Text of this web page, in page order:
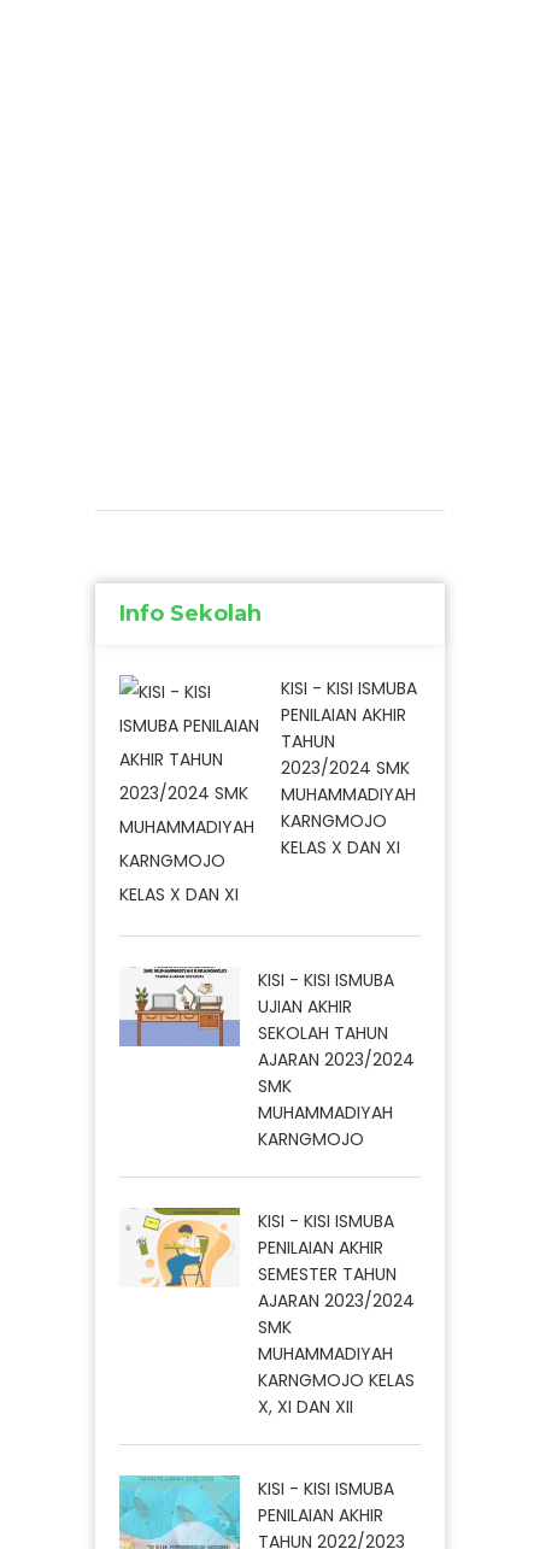
Info Sekolah
KISI - KISI ISMUBA
PENILAIAN AKHIR
TAHUN
2023/2024 SMK
MUHAMMADIYAH
KARNGMOJO
KELAS X DAN XI
KISI - KISI ISMUBA
UJIAN AKHIR
SEKOLAH TAHUN
AJARAN 2023/2024
SMK
MUHAMMADIYAH
KARNGMOJO
KISI - KISI ISMUBA
PENILAIAN AKHIR
SEMESTER TAHUN
AJARAN 2023/2024
SMK
MUHAMMADIYAH
KARNGMOJO KELAS
X, XI DAN XII
KISI - KISI ISMUBA
PENILAIAN AKHIR
TAHUN 2022/2023